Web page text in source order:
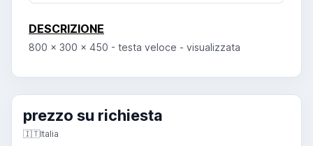
DESCRIZIONE
800 x 300 x 450 - testa veloce - visualizzata
prezzo su richiesta
🇮🇹Italia